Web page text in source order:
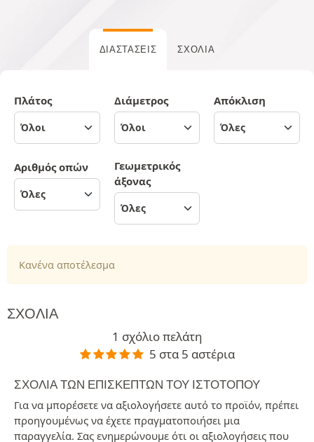
ΔΙΑΣΤΆΣΕΙΣ ΣΧΌΛΙΑ
Πλάτος Διάμετρος Απόκλιση
Αριθμός οπών
Γεωμετρικός
άξονας
Κανένα αποτέλεσμα
ΣΧΌΛΙΑ
1 σχόλιο πελάτη
5 στα 5 αστέρια
ΣΧΌΛΙΑ ΤΩΝ ΕΠΙΣΚΕΠΤΏΝ ΤΟΥ ΙΣΤΟΤΌΠΟΥ
Για να μπορέσετε να αξιολογήσετε αυτό το προϊόν, πρέπει
προηγουμένως να έχετε πραγματοποιήσει μια
παραγγελία. Σας ενημερώνουμε ότι οι αξιολογήσεις που